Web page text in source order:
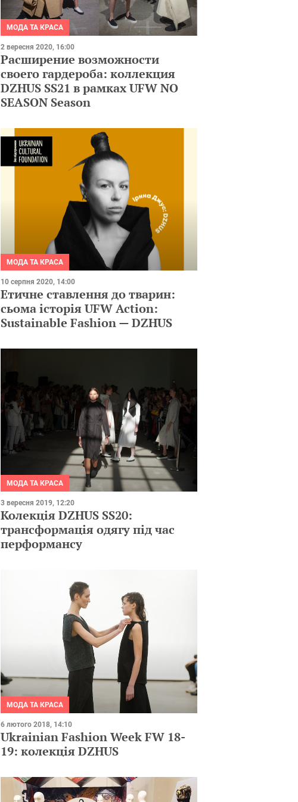
МОДА ТА КРАСА
2 вересня 2020, 16:00
Расширение возможности
своего гардероба: коллекция
DZHUS SS21 в рамках UFW NO
SEASON Season
МОДА ТА КРАСА
10 серпня 2020, 14:00
Етичне ставлення до тварин:
сьома історія UFW Action:
Sustainable Fashion — DZHUS
МОДА ТА КРАСА
3 вересня 2019, 12:20
Колекція DZHUS SS20:
трансформація одягу під час
перформансу
МОДА ТА КРАСА
6 лютого 2018, 14:10
Ukrainian Fashion Week FW 18-
19: колекція DZHUS